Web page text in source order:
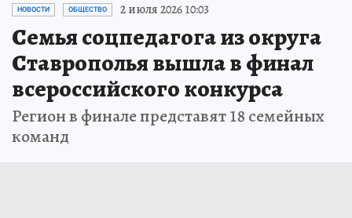
НОВОСТИ ОБЩЕСТВО 2 июля 2026 10:03
Семья соцпедагога из округа
Ставрополья вышла в финал
всероссийского конкурса
Регион в финале представят 18 семейных
команд